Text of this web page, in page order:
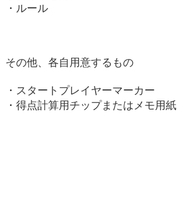
・ルール
その他、各自用意するもの
・スタートプレイヤーマーカー
・得点計算用チップまたはメモ用紙